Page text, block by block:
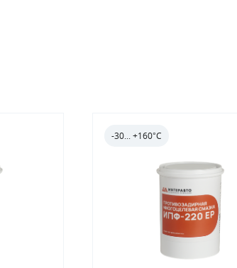
-30... +160°С